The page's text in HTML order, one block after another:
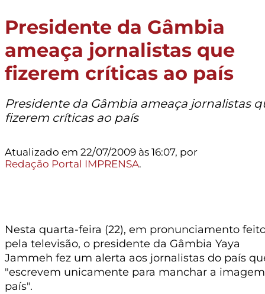
Presidente da Gâmbia
ameaça jornalistas que
fizerem críticas ao país
Presidente da Gâmbia ameaça jornalistas
fizerem críticas ao país
Atualizado em 22/07/2009 às 16:07, por
Redação Portal IMPRENSA.
Nesta quarta-feira (22), em pronunciamento
pela televisão, o presidente da Gâmbia Yaya
Jammeh fez um alerta aos jornalistas do país
"escrevem unicamente para manchar a
país".